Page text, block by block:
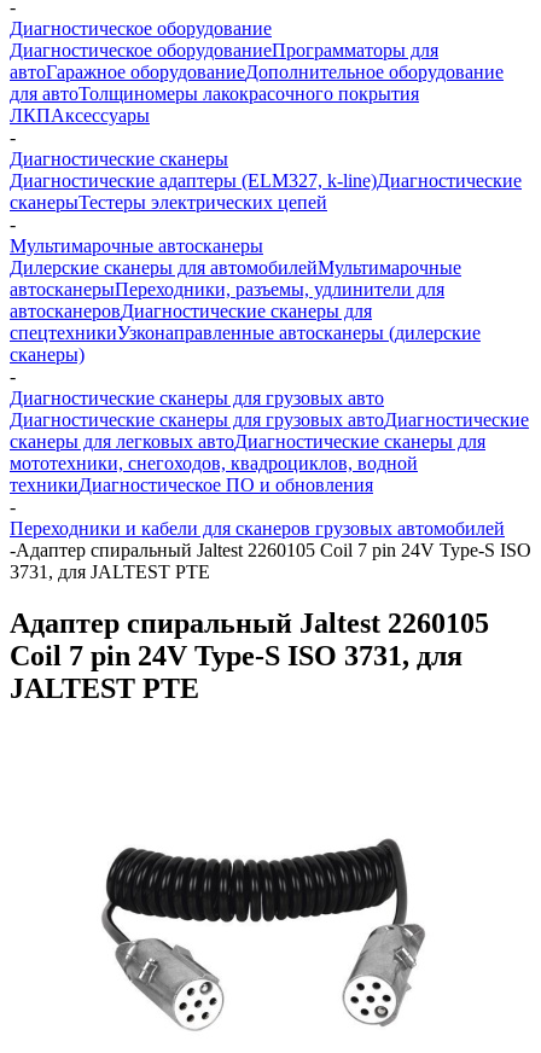
-
Диагностическое оборудование
Диагностическое оборудованиеПрограмматоры для
автоГаражное оборудованиеДополнительное оборудование
для автоТолщиномеры лакокрасочного покрытия
ЛКПАксессуары
-
Диагностические сканеры
Диагностические адаптеры (ELM327, k-line)Диагностические
сканерыТестеры электрических цепей
-
Мультимарочные автосканеры
Дилерские сканеры для автомобилейМультимарочные
автосканерыПереходники, разъемы, удлинители для
автосканеровДиагностические сканеры для
спецтехникиУзконаправленные автосканеры (дилерские
сканеры)
-
Диагностические сканеры для грузовых авто
Диагностические сканеры для грузовых автоДиагностические
сканеры для легковых автоДиагностические сканеры для
мототехники, снегоходов, квадроциклов, водной
техникиДиагностическое ПО и обновления
-
Переходники и кабели для сканеров грузовых автомобилей
-Адаптер спиральный Jaltest 2260105 Coil 7 pin 24V Type-S ISO
3731, для JALTEST PTE
Адаптер спиральный Jaltest 2260105
Coil 7 pin 24V Type-S ISO 3731, для
JALTEST PTE